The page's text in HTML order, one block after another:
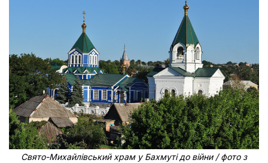
Свято-Михайлівський храм у Бахмуті до війни / фото з